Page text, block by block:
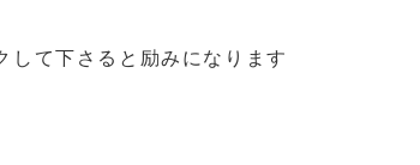
して下さると励みになります